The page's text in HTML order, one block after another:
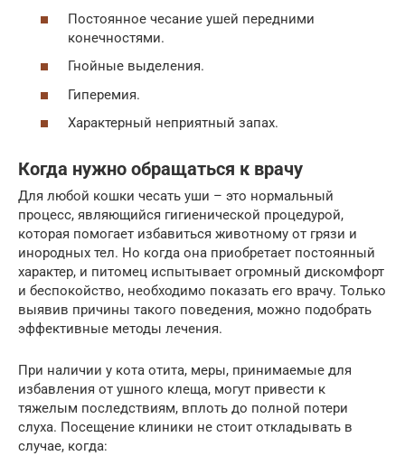
Постоянное чесание ушей передними
конечностями.
Гнойные выделения.
Гиперемия.
Характерный неприятный запах.
Когда нужно обращаться к врачу
Для любой кошки чесать уши – это нормальный
процесс, являющийся гигиенической процедурой,
которая помогает избавиться животному от грязи и
инородных тел. Но когда она приобретает постоянный
характер, и питомец испытывает огромный дискомфорт
и беспокойство, необходимо показать его врачу. Только
выявив причины такого поведения, можно подобрать
эффективные методы лечения.
При наличии у кота отита, меры, принимаемые для
избавления от ушного клеща, могут привести к
тяжелым последствиям, вплоть до полной потери
слуха. Посещение клиники не стоит откладывать в
случае, когда: